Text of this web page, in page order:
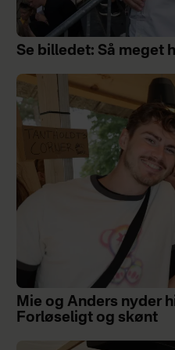
Se billedet: Så meget
Mie og Anders nyder
Forløseligt og skønt